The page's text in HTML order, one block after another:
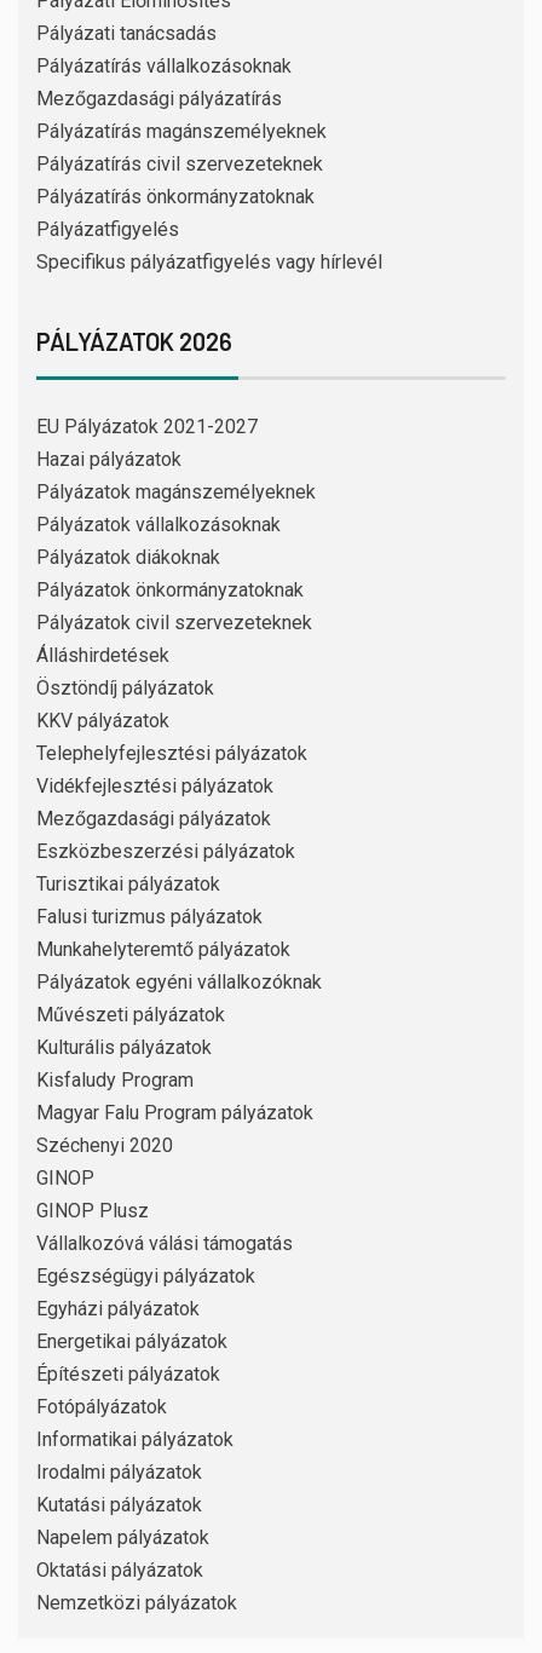
Pályázati tanácsadás
Pályázatírás vállalkozásoknak
Mezőgazdasági pályázatírás
Pályázatírás magánszemélyeknek
Pályázatírás civil szervezeteknek
Pályázatírás önkormányzatoknak
Pályázatfigyelés
Specifikus pályázatfigyelés vagy hírlevél
PÁLYÁZATOK 2026
EU Pályázatok 2021-2027
Hazai pályázatok
Pályázatok magánszemélyeknek
Pályázatok vállalkozásoknak
Pályázatok diákoknak
Pályázatok önkormányzatoknak
Pályázatok civil szervezeteknek
Álláshirdetések
Ösztöndíj pályázatok
KKV pályázatok
Telephelyfejlesztési pályázatok
Vidékfejlesztési pályázatok
Mezőgazdasági pályázatok
Eszközbeszerzési pályázatok
Turisztikai pályázatok
Falusi turizmus pályázatok
Munkahelyteremtő pályázatok
Pályázatok egyéni vállalkozóknak
Művészeti pályázatok
Kulturális pályázatok
Kisfaludy Program
Magyar Falu Program pályázatok
Széchenyi 2020
GINOP
GINOP Plusz
Vállalkozóvá válási támogatás
Egészségügyi pályázatok
Egyházi pályázatok
Energetikai pályázatok
Építészeti pályázatok
Fotópályázatok
Informatikai pályázatok
Irodalmi pályázatok
Kutatási pályázatok
Napelem pályázatok
Oktatási pályázatok
Nemzetközi pályázatok